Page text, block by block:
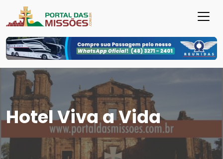
Hotel Viva a Vida